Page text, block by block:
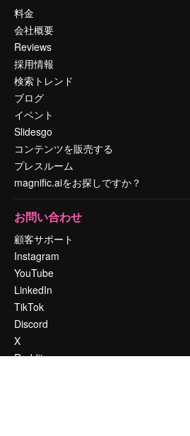
料金
会社概要
Reviews
採用情報
検索トレンド
ブログ
イベント
Slidesgo
コンテンツを販売する
プレスルーム
magnific.aiをお探しですか？
お問い合わせ
顧客サポート
Instagram
YouTube
LinkedIn
TikTok
Discord
X
Reddit